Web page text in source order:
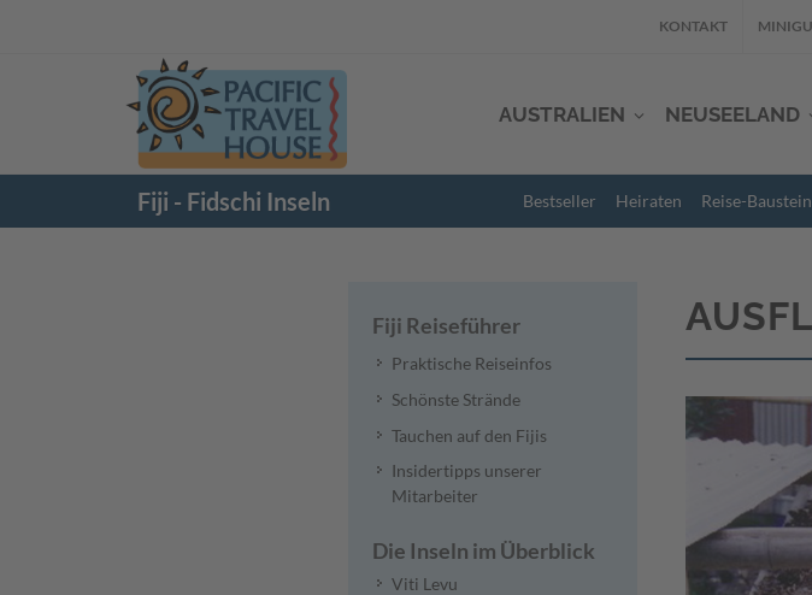
KONTAKT
AUSTRALIEN NEUSEELAND
Fiji - Fidschi Inseln Bestseller Heiraten Reise-
Fiji Reiseführer
Praktische Reiseinfos
Schönste Strände
Tauchen auf den Fijis
Insidertipps unserer
Mitarbeiter
Die Inseln im Überblick
Viti Levu